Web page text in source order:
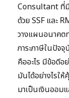
Consultant ที่มี
ด้วย SSF และ
วางแผนอนาคต
ภาระภาษีในปัจ
คืออะไร มีข้อดีอ
มันได้อย่างไรใ
มาเป็นเงินออม